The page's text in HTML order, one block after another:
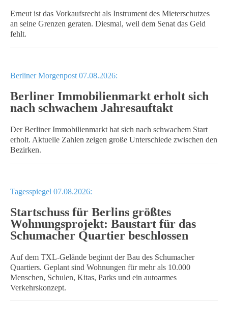
Erneut ist das Vorkaufsrecht als Instrument des Mieterschutzes
an seine Grenzen geraten. Diesmal, weil dem Senat das Geld
fehlt.
Berliner Morgenpost 07.08.2026:
Berliner Immobilienmarkt erholt sich
nach schwachem Jahresauftakt
Der Berliner Immobilienmarkt hat sich nach schwachem Start
erholt. Aktuelle Zahlen zeigen große Unterschiede zwischen den
Bezirken.
Tagesspiegel 07.08.2026:
Startschuss für Berlins größtes
Wohnungsprojekt: Baustart für das
Schumacher Quartier beschlossen
Auf dem TXL-Gelände beginnt der Bau des Schumacher
Quartiers. Geplant sind Wohnungen für mehr als 10.000
Menschen, Schulen, Kitas, Parks und ein autoarmes
Verkehrskonzept.